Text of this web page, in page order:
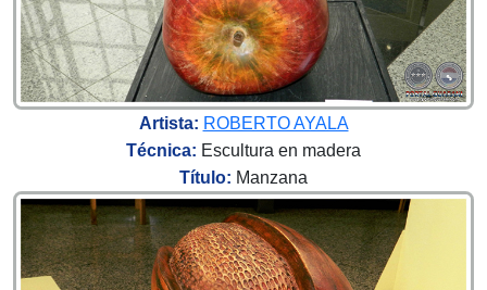
Artista: ROBERTO AYALA
Técnica: Escultura en madera
Título: Manzana